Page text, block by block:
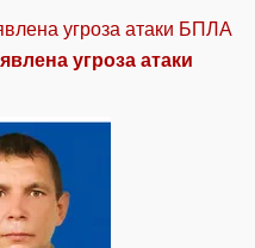
угроза атаки